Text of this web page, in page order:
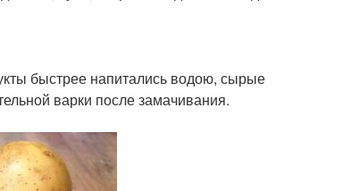
быстрее напитались водою, сырые
варки после замачивания.